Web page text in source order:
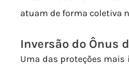
atuam de forma coletiva
Inversão do Ônus
Uma das proteções mais